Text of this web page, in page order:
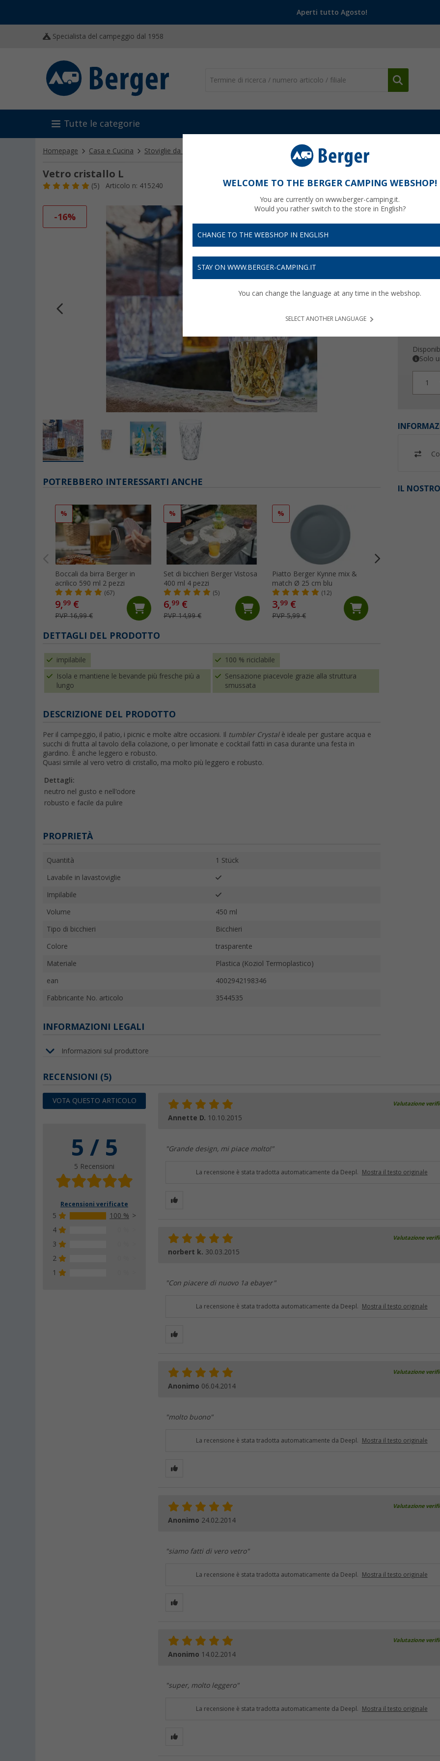
Aperti tutto Agosto!
Specialista del campeggio dal 1958
Tutte le categorie
Homepage Casa e Cucina Stoviglie da campeggio Vetro cristallo L
Vetro cristallo L
(5) Articolo n: 415240
-16%
Solo
1
IL
POTREBBERO INTERESSARTI ANCHE
%
Boccali da birra Berger in
acrilico 590 ml 2 pezzi
(67)
9,99 €
PVP 16,99 €
%
Set di bicchieri Berger Vistosa
400 ml 4 pezzi
(5)
6,99 €
PVP 14,99 €
%
Piatto Berger Kynne mix &
match Ø 25 cm blu
(12)
3,99 €
PVP 5,99 €
DETTAGLI DEL PRODOTTO
impilabile 100 % riciclabile
Isola e mantiene le bevande più fresche più a
lungo
Sensazione piacevole grazie alla struttura
smussata
DESCRIZIONE DEL PRODOTTO
Per il campeggio, il patio, i picnic e molte altre occasioni. Il tumbler Crystalè ideale per gustare acqua e
succhi di frutta al tavolo della colazione, o per limonate e cocktail fatti in casa durante una festa in
giardino. È anche leggero e robusto.
Quasi simile al vero vetro di cristallo, ma molto più leggero e robusto.
Dettagli:
neutro nel gusto e nell'odore
robusto e facile da pulire
PROPRIETÀ
Quantità 1 Stück
Lavabile in lavastoviglie
Impilabile
Volume 450 ml
Tipo di bicchieri Bicchieri
Colore trasparente
Materiale Plastica (Koziol Termoplastico)
ean 4002942198346
Fabbricante No. articolo 3544535
INFORMAZIONI LEGALI
Informazioni sul produttore
RECENSIONI (5)
VOTA QUESTO ARTICOLO
5 / 5
5 Recensioni
Recensioni verificate
5
100 %
4
3
2
1
Valutazione
Annette D. 10.10.2015
"Grande design, mi piace molto!"
La recensione è stata tradotta automaticamente da Deepl. Mostra il testo originale
Valutazione
norbert k. 30.03.2015
"Con piacere di nuovo 1a ebayer"
La recensione è stata tradotta automaticamente da Deepl. Mostra il testo originale
Valutazione
Anonimo 06.04.2014
"molto buono"
La recensione è stata tradotta automaticamente da Deepl. Mostra il testo originale
Valutazione
Anonimo 24.02.2014
"siamo fatti di vero vetro"
La recensione è stata tradotta automaticamente da Deepl. Mostra il testo originale
Valutazione
Anonimo 14.02.2014
"super, molto leggero"
La recensione è stata tradotta automaticamente da Deepl. Mostra il testo originale
WELCOME TO THE BERGER CAMPING WEBSHOP!
You are currently on www.berger-camping.it.
Would you rather switch to the store in English?
CHANGE TO THE WEBSHOP IN ENGLISH
STAY ON WWW.BERGER-CAMPING.IT
You can change the language at any time in the webshop.
SELECT ANOTHER LANGUAGE